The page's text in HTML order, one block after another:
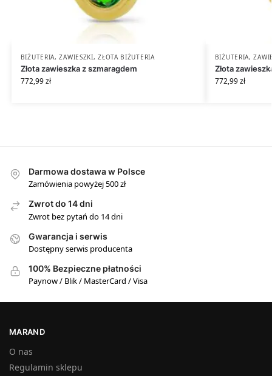
BIŻUTERIA,ZAWIESZKI,ZŁOTA BIŻUTERIA
Złota zawieszka z szmaragdem
772,99zł
BIŻUTERIA,
Złota
772,99zł
Darmowa dostawa w Polsce
Zamówienia powyżej 500 zł
Zwrot do 14 dni
Zwrot bez pytań do 14 dni
Gwarancja i serwis
Dostępny serwis producenta
100% Bezpieczne płatności
Paynow / Blik / MasterCard / Visa
MARAND
O nas
Regulamin sklepu